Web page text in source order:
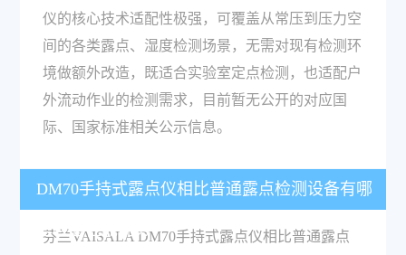
仪的核心技术适配性极强，可覆盖从常压到压力空
间的各类露点、湿度检测场景，无需对现有检测环
境做额外改造，既适合实验室定点检测，也适配户
外流动作业的检测需求，目前暂无公开的对应国
际、国家标准相关公示信息。
DM70手持式露点仪相比普通露点检测设备有哪
些核心性能优势？
芬兰VAISALA DM70手持式露点仪相比普通露点